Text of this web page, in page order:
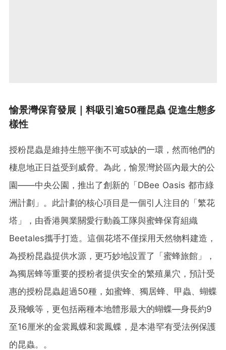
愉景灣保育發展｜料吸引逾50種昆蟲 促進生態多
樣性
授粉昆蟲是維持生態平衡不可或缺的一環，然而牠們的
棲息地正日益受到威脅。為此，愉景灣於區內最大的公
園——中央公園，推出了創新的「DBee Oasis 都市綠
洲計劃」。此計劃的核心項目是一個引人注目的「繁花
塔」，由香港興業關愛行動義工隊與蜜蜂保育組織
Beetales攜手打造。這個花塔不僅採用天然物料建造，
為授粉昆蟲提供水源，更巧妙地設置了「蜜蜂旅館」，
為獨居蜂等重要的授粉者提供安全的繁殖巢穴，預計受
惠的授粉昆蟲超過50種，如蜜蜂、獨居蜂、甲蟲、蝴蝶
及飛蛾等，更包括兩種本地體形最大的蝴蝶—身長約9
至16厘米的金裳鳳蝶和裳鳳蝶，是本港罕有受法例保護
的昆蟲。。